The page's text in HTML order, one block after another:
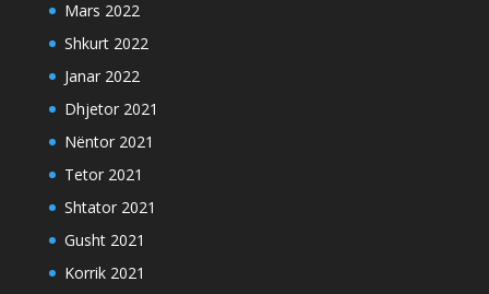
Mars 2022
Shkurt 2022
Janar 2022
Dhjetor 2021
Nëntor 2021
Tetor 2021
Shtator 2021
Gusht 2021
Korrik 2021